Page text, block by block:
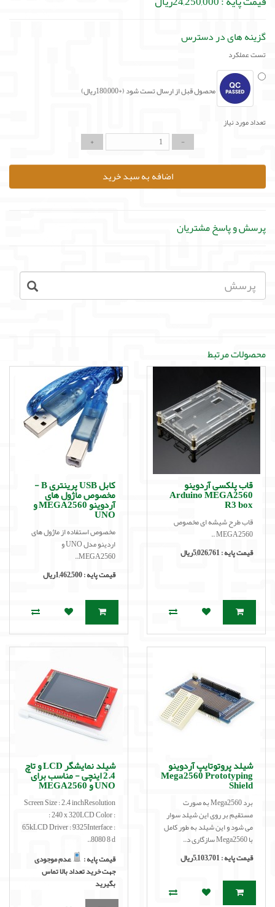
گزینه های در دسترس
تست عملکرد
محصول قبل از ارسال تست شود (+180,000ریال)
تعداد مورد نیاز
اضافه به سبد خرید
پرسش و پاسخ مشتریان
محصولات مرتبط
قاب پلکسی آردوینو
Arduino MEGA2560
R3 box
قاب طرح شیشه ای مخصوص
MEGA2560 ..
قیمت پایه :5,026,761ریال
کابل USB پرینتری B -
مخصوص ماژول های
آردوینو MEGA2560 و
UNO
مخصوص استفاده از ماژول های
اردینو مدل UNO و
MEGA2560..
قیمت پایه :1,462,500ریال
شیلد پروتوتایپ آردوینو
Mega2560 Prototyping
Shield
برد Mega2560 به صورت
مستقیم بر روی این شیلد سوار
می شود و این شیلد به طور کامل
با Mega2560 سازگاری د..
قیمت پایه :5,103,701ریال
شیلد نمایشگر LCD و تاچ
2.4 اینچی - مناسب برای
UNO و MEGA2560
Screen Size : 2.4 inchResolution
: 240 x 320LCD Color :
65kLCD Driver : 9325Interface :
8080 8 d..
قیمت پایه :
عدم موجودی
جهت خرید تعداد بالا تماس
بگیرید